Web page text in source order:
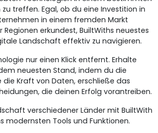
treffen. Egal, ob du eine Investition in
in einem fremden Markt
erkundest, BuiltWiths neuestes
Landschaft effektiv zu navigieren.
nur einen Klick entfernt. Erhalte
neuesten Stand, indem du die
Kraft von Daten, erschließe das
die deinen Erfolg vorantreiben.
verschiedener Länder mit BuiltWith
Tools und Funktionen.